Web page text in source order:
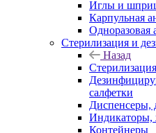
Иглы и
Карпульная
Одноразовая
Стерилизация и
Назад
салфетки
Диспенсеры,
Индикаторы,
Контейнеры